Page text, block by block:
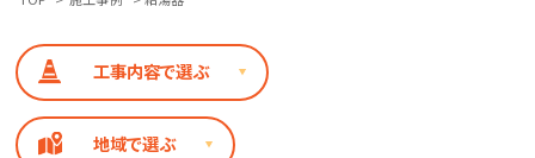
工事内容で選ぶ
地域で選ぶ